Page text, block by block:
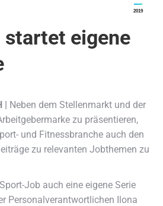
2019
eigene
| Neben dem Stellenmarkt und der
zu präsentieren,
und Fitnessbranche auch den
zu relevanten Jobthemen zu
Job auch eine eigene Serie
Personalverantwortlichen Ilona